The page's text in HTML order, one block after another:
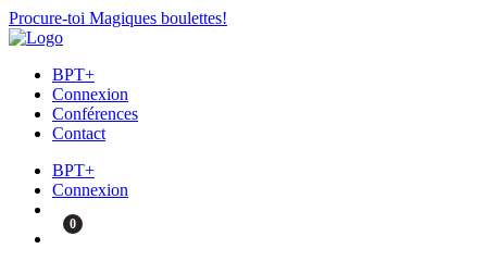
Procure-toi Magiques boulettes!
BPT+
Connexion
Conférences
Contact
BPT+
Connexion
0